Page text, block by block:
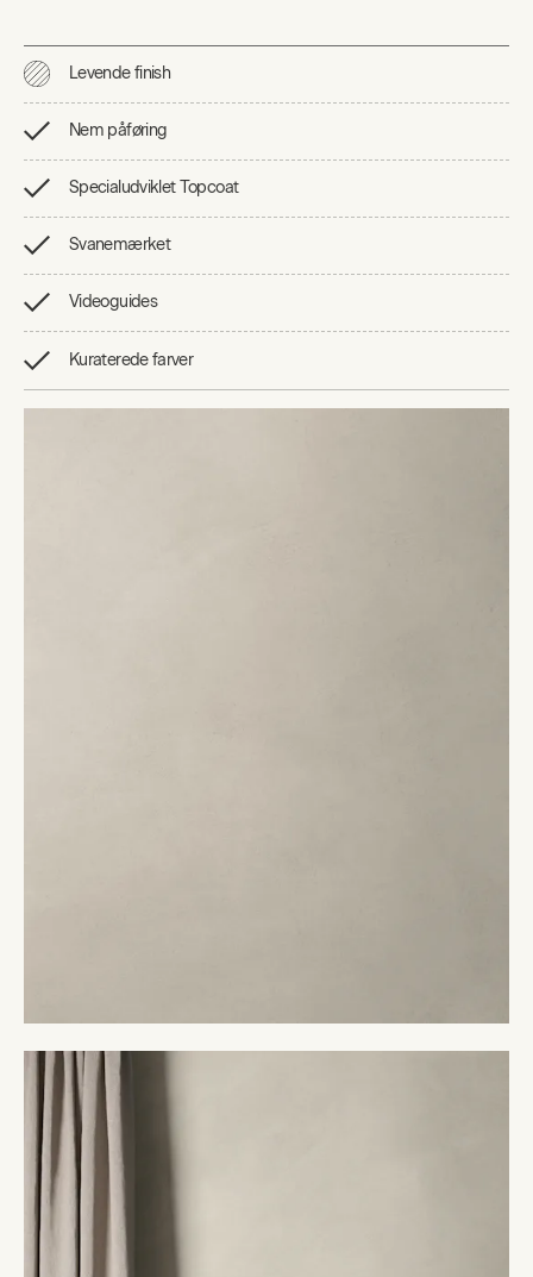
Levende finish
Nem påføring
Specialudviklet Topcoat
Svanemærket
Videoguides
Kuraterede farver